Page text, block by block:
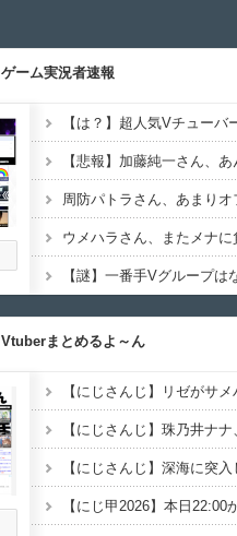
ゲーム実況者速報
周防パトラさん、あまり
Vtuberまとめるよ～ん